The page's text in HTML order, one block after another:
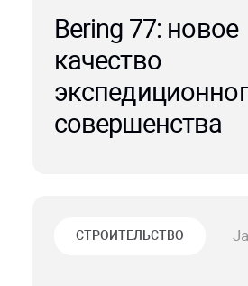
Bering 77: новое
качество
совершенства
СТРОИТЕЛЬСТВО